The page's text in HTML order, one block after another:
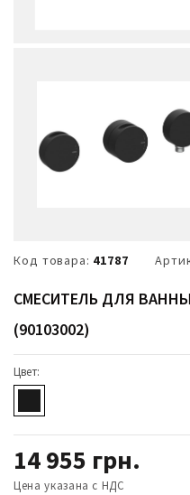
Код товара: 41787
СМЕСИТЕЛЬ ДЛЯ ВАННЫ
(90103002)
Цвет:
14 955 грн.
Цена указана с НДС